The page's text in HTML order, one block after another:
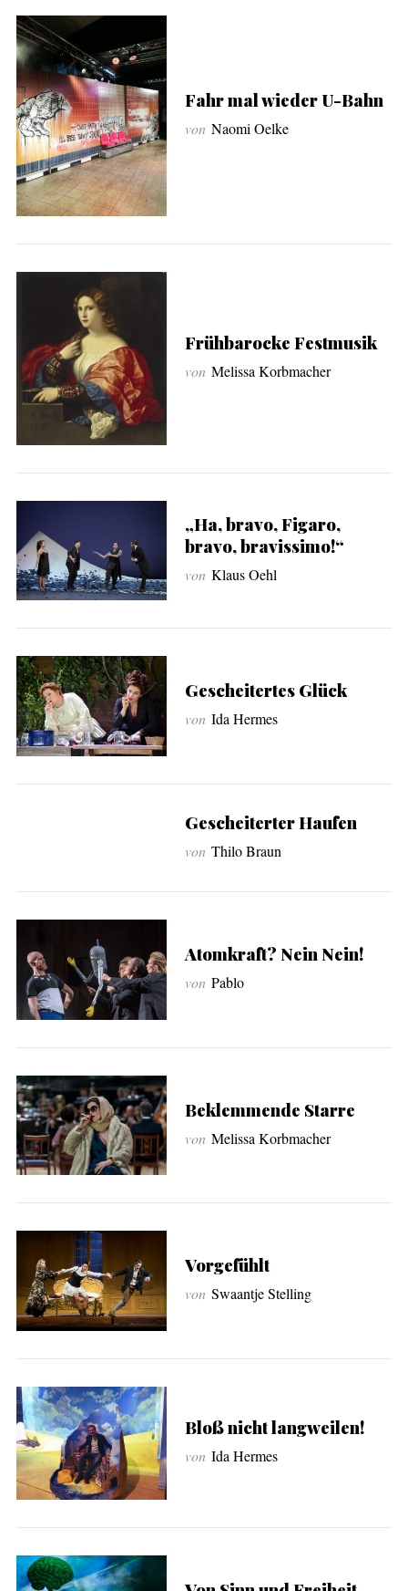
Fahr mal wieder U-Bahn
von Naomi Oelke
Frühbarocke Festmusik
von Melissa Korbmacher
„Ha, bravo, Figaro,
bravo, bravissimo!“
von Klaus Oehl
Gescheitertes Glück
von Ida Hermes
Gescheiterter Haufen
von Thilo Braun
Atomkraft? Nein Nein!
von Pablo
Beklemmende Starre
von Melissa Korbmacher
Vorgefühlt
von Swaantje Stelling
Bloß nicht langweilen!
von Ida Hermes
e
a
r
c
o
r
: